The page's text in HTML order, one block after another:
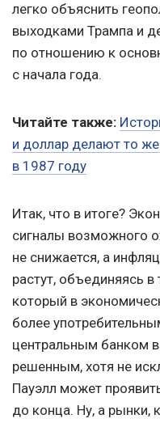
легко объяснить
выходками Трампа и
по отношению к
с начала года.
Читайте также:
и доллар делают то
в 1987 году
Итак, что в итоге?
сигналы возможного
не снижается, а
растут, объединяясь в
который в
более
центральным банком
решенным, хотя не
Пауэлл может
до конца. Ну, а рынки,